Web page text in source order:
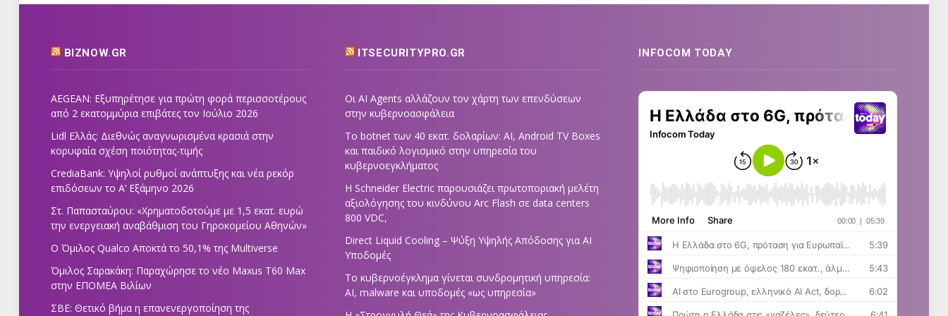
BIZNOW.GR
AEGEAN: Εξυπηρέτησε για πρώτη φορά περισσοτέρους
από 2 εκατομμύρια επιβάτες τον Ιούλιο 2026
Lidl Ελλάς: Διεθνώς αναγνωρισμένα κρασιά στην
κορυφαία σχέση ποιότητας-τιμής
CrediaBank: Υψηλοί ρυθμοί ανάπτυξης και νέα ρεκόρ
επιδόσεων το Α’ Εξάμηνο 2026
Στ. Παπασταύρου: «Χρηματοδοτούμε με 1,5 εκατ. ευρώ
την ενεργειακή αναβάθμιση του Γηροκομείου Αθηνών»
Ο Όμιλος Qualco Αποκτά το 50,1% της Multiverse
Όμιλος Σαρακάκη: Παραχώρησε το νέο Maxus T60 Max
στην ΕΠΟΜΕΑ Βιλίων
ΣΒΕ: Θετικό βήμα η επανενεργοποίηση της
ITSECURITYPRO.GR
Οι AI Agents αλλάζουν τον χάρτη των επενδύσεων
στην κυβερνοασφάλεια
Το botnet των 40 εκατ. δολαρίων: AI, Android TV Boxes
και παιδικό λογισμικό στην υπηρεσία του
κυβερνοεγκλήματος
Η Schneider Electric παρουσιάζει πρωτοποριακή μελέτη
αξιολόγησης του κινδύνου Arc Flash σε data centers
800 VDC,
Direct Liquid Cooling – Ψύξη Υψηλής Απόδοσης για AI
Υποδομές
Το κυβερνοέγκλημα γίνεται συνδρομητική υπηρεσία:
AI, malware και υποδομές «ως υπηρεσία»
INFOCOM TODAY